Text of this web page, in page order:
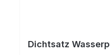
Dichtsatz